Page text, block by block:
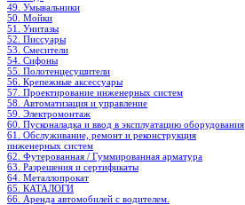
49. Умывальники
50. Мойки
51. Унитазы
52. Писсуары
53. Смесители
54. Сифоны
55. Полотенцесушители
56. Крепежные аксессуары
57. Проектирование инженерных систем
58. Автоматизация и управление
59. Электромонтаж
60. Пусконаладка и ввод в эксплуатацию оборудования
61. Обслуживание, ремонт и реконструкция
инженерных систем
62. Футерованная / Гуммированная арматура
63. Разрешения и сертификаты
64. Металлопрокат
65. КАТАЛОГИ
66. Аренда автомобилей с водителем.